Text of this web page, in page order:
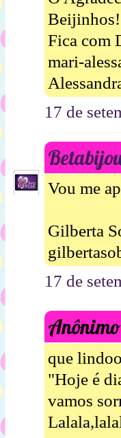
Fica com
mari-
17 de
Vou me
Gilberta
17 de
Anônimo
que
"Hoje é
vamos